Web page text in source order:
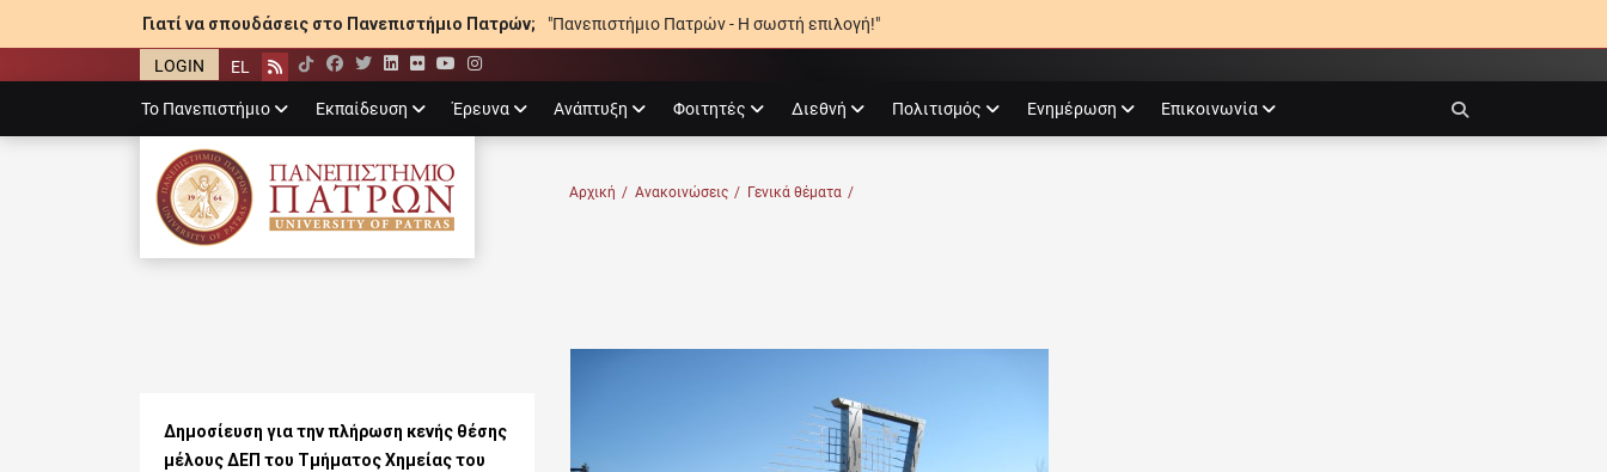
Γιατί να σπουδάσεις στο Πανεπιστήμιο Πατρών; "Πανεπιστήμιο Πατρών - Η σωστή επιλογή!"
LOGIN EL Rss Facebook
Twitter
LinkedIn
Flickr
YouTube
Instagram
menu
Το Πανεπιστήμιο Εκπαίδευση Έρευνα Ανάπτυξη Φοιτητές Διεθνή Πολιτισμός Ενημέρωση Επικοινωνία
ΠΑΝΕΠΙΣΤΉΜΙΟ ΠΑΤΡΏΝ
Αρχική / Ανακοινώσεις / Γενικά θέματα /
Δημοσίευση για την πλήρωση κενής θέσης
μέλους ΔΕΠ του Τμήματος Χημείας του